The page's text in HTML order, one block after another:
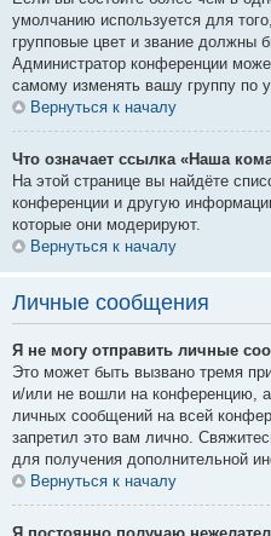
умолчанию используется для
групповые цвет и звание должны
Администратор конференции
самому изменять вашу группу по
Вернуться к началу
Что означает ссылка «Наша
На этой странице вы найдёте
конференции и другую
которые они модерируют.
Вернуться к началу
Личные сообщения
Я не могу отправить личные
Это может быть вызвано тремя
и/или не вошли на конференцию,
личных сообщений на всей
запретил это вам лично.
для получения дополнительной
Вернуться к началу